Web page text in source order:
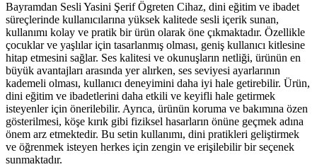
Bayramdan Sesli Yasini Şerif Ögreten Cihaz, dini eğitim ve ibadet
süreçlerinde kullanıcılarına yüksek kalitede sesli içerik sunan,
kullanımı kolay ve pratik bir ürün olarak öne çıkmaktadır. Özellikle
çocuklar ve yaşlılar için tasarlanmış olması, geniş kullanıcı kitlesine
hitap etmesini sağlar. Ses kalitesi ve okunuşların netliği, ürünün en
büyük avantajları arasında yer alırken, ses seviyesi ayarlarının
kademeli olması, kullanıcı deneyimini daha iyi hale getirebilir. Ürün,
dini eğitim ve ibadetlerini daha etkili ve keyifli hale getirmek
isteyenler için önerilebilir. Ayrıca, ürünün koruma ve bakımına özen
gösterilmesi, köşe kırık gibi fiziksel hasarların önüne geçmek adına
önem arz etmektedir. Bu setin kullanımı, dini pratikleri geliştirmek
ve öğrenmek isteyen herkes için zengin ve erişilebilir bir seçenek
sunmaktadır.